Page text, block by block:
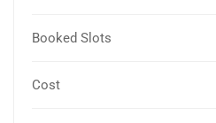
Booked Slots
Cost